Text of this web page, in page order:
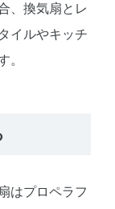
、換気扇とレ
イルやキッチ
。
はプロペラフ